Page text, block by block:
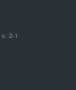
к. 2-1